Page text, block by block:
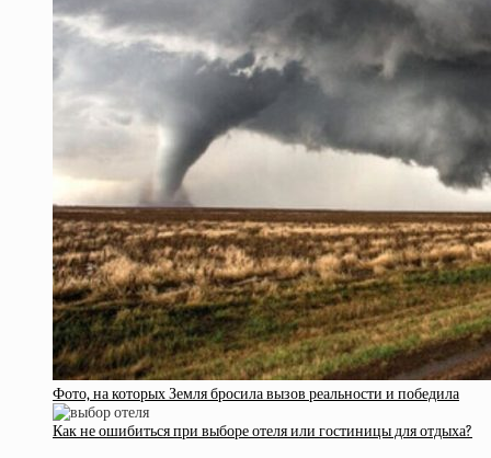
Фото, на которых Земля бросила вызов реальности и победила
Как не ошибиться при выборе отеля или гостиницы для отдыха?